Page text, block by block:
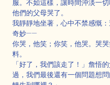
服。不如這樣，讓時間沖淡一切
他們的父母哭了。
我靜靜地坐著，心中不禁感慨
奇妙——
你哭，他笑；你笑，他哭。哭
料。
「好了，我們該走了！」詹悟
過，我們最後還有一個問題想